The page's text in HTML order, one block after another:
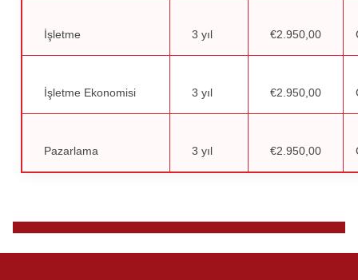
İşletme 3 yıl €2.950,00
İşletme Ekonomisi 3 yıl €2.950,00
Pazarlama 3 yıl €2.950,00